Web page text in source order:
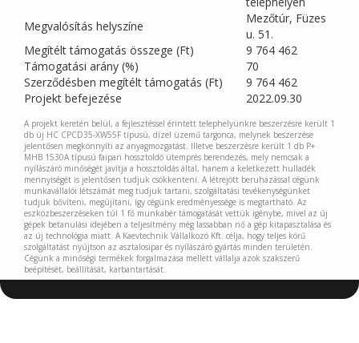
Megvalósítás helyszíne
Mezőtúr, Füzes
u. 51.
Megítélt támogatás összege (Ft)
9 764 462
Támogatási arány (%)
70
Szerződésben megítélt támogatás (Ft)
9 764 462
Projekt befejezése
2022.09.30
A projekt keretén belül, a fejlesztéssel érintett telephelyünkre beszerzésre került 1
db új HC CPCD35-XW55F típusú, dízel üzemű targonca, melynek beszerzése
jelentősen megkönnyíti az anyagmozgatást. Illetve beszerzésre került 1 db P+
MHB 1530A típusú faipari hossztoldó ütemprés berendezés, mely nemcsak a
nyílászáró minőségét javítja a hossztoldás által, hanem a keletkezett hulladék
mennyiségét is jelentősen tudjuk csökkenteni. A létrejött beruházással cégünk
munkavállalói létszámát meg tudjuk tartani, szolgáltatási tevékenységünket
tudjuk bővíteni, megújítani, így cégünk eredményessége is megtartható. Az
eszközbeszerzéseken túl 1 fő munkabér támogatását vettük igénybe, mivel az új
gépek betanulási idejében a teljesítmény még lassabban nő a gép kitapasztalása és
az új technológia miatt. A Kaevtechnik Vállalkozó Kft. célja, hogy teljes körű
szolgáltatást nyújtson az asztalosipar és nyílászáró gyártás minden területén.
Cégünk a minőségi termékek forgalmazása mellett vállalja azok szakszerű
beépítését, beállítását, karbantartását.